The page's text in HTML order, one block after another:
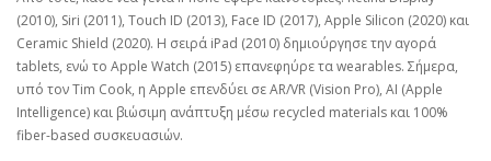
(2010), Siri (2011), Touch ID (2013), Face ID (2017), Apple Silicon (2020) και
Ceramic Shield (2020). Η σειρά iPad (2010) δημιούργησε την αγορά
tablets, ενώ το Apple Watch (2015) επανεφηύρε τα wearables. Σήμερα,
υπό τον Tim Cook, η Apple επενδύει σε AR/VR (Vision Pro), AI (Apple
Intelligence) και βιώσιμη ανάπτυξη μέσω recycled materials και 100%
fiber-based συσκευασιών.